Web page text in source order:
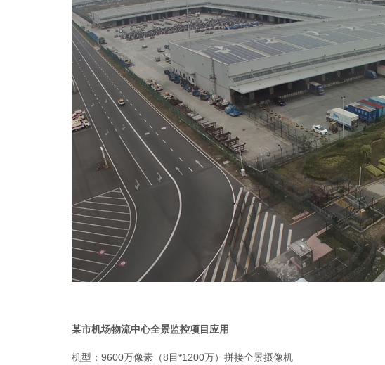
某市机场物流中心全景监控项目应用
机型：9600万像素（8目*1200万）拼接全景摄像机